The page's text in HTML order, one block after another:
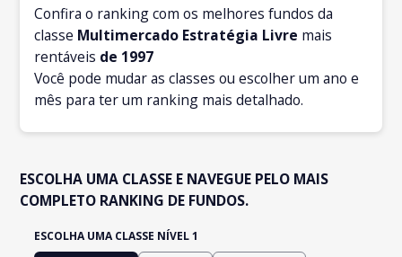
Confira o ranking com os melhores fundos da
classe Multimercado Estratégia Livre mais
rentáveis de 1997
Você pode mudar as classes ou escolher um ano e
mês para ter um ranking mais detalhado.
ESCOLHA UMA CLASSE E NAVEGUE PELO MAIS
COMPLETO RANKING DE FUNDOS.
ESCOLHA UMA CLASSE NÍVEL 1